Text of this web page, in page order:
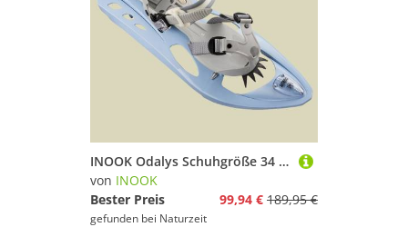
INOOK Odalys Schuhgröße 34 - 42 Farbe hellblau
von INOOK
Bester Preis
99,94 € 189,95 €
gefunden bei Naturzeit